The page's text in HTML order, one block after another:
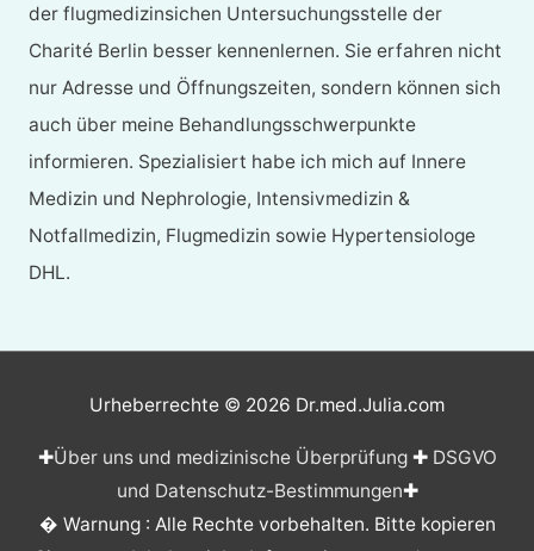
der flugmedizinsichen Untersuchungsstelle der
Charité Berlin besser kennenlernen. Sie erfahren nicht
nur Adresse und Öffnungszeiten, sondern können sich
auch über meine Behandlungsschwerpunkte
informieren. Spezialisiert habe ich mich auf Innere
Medizin und Nephrologie, Intensivmedizin &
Notfallmedizin, Flugmedizin sowie Hypertensiologe
DHL.
Urheberrechte © 2026 Dr.med.Julia.com
✚Über uns und medizinische Überprüfung✚ DSGVO
und Datenschutz-Bestimmungen✚
� Warnung : Alle Rechte vorbehalten. Bitte kopieren